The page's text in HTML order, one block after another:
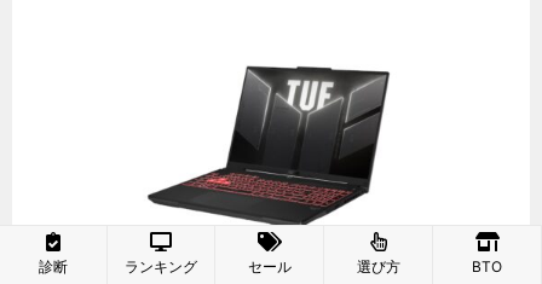
診断 ランキング セール 選び方 BTO